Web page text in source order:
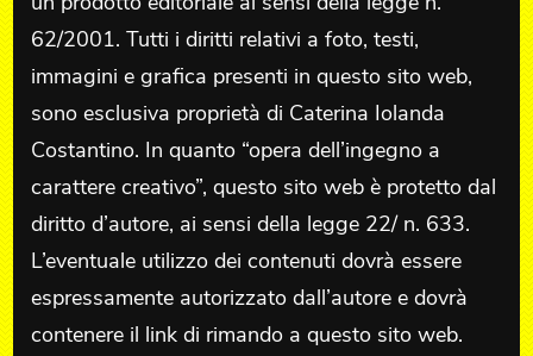
62/2001. Tutti i diritti relativi a foto, testi,
immagini e grafica presenti in questo sito web,
sono esclusiva proprietà di Caterina Iolanda
Costantino. In quanto “opera dell’ingegno a
carattere creativo”, questo sito web è protetto dal
diritto d’autore, ai sensi della legge 22/ n. 633.
L’eventuale utilizzo dei contenuti dovrà essere
espressamente autorizzato dall’autore e dovrà
contenere il link di rimando a questo sito web.